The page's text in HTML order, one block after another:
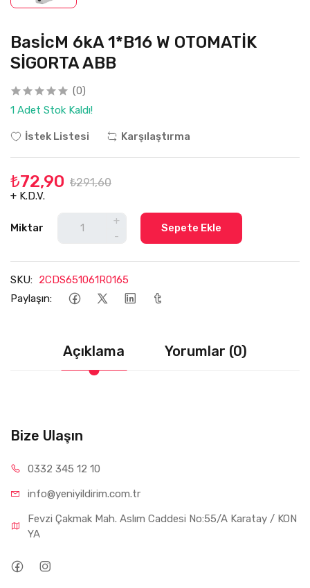
BasİcM 6kA 1*B16 W OTOMATİK
SİGORTA ABB
(0)
1 Adet Stok Kaldı!
İstek Listesi Karşılaştırma
₺72,90 ₺291,60
+ K.D.V.
Miktar
+
-
Sepete Ekle
SKU: 2CDS651061R0165
Paylaşın:
Açıklama Yorumlar (0)
Bize Ulaşın
0332 345 12 10
info@yeniyildirim.com.tr
Fevzi Çakmak Mah. Aslım Caddesi No:55/A Karatay / KON
YA